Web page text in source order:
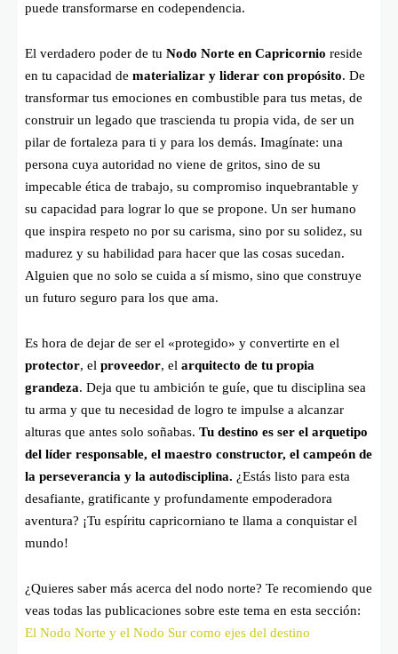
puede transformarse en codependencia.
El verdadero poder de tu Nodo Norte en Capricornio reside
en tu capacidad de materializar y liderar con propósito. De
transformar tus emociones en combustible para tus metas, de
construir un legado que trascienda tu propia vida, de ser un
pilar de fortaleza para ti y para los demás. Imagínate: una
persona cuya autoridad no viene de gritos, sino de su
impecable ética de trabajo, su compromiso inquebrantable y
su capacidad para lograr lo que se propone. Un ser humano
que inspira respeto no por su carisma, sino por su solidez, su
madurez y su habilidad para hacer que las cosas sucedan.
Alguien que no solo se cuida a sí mismo, sino que construye
un futuro seguro para los que ama.
Es hora de dejar de ser el «protegido» y convertirte en el
protector, el proveedor, el arquitecto de tu propia
grandeza. Deja que tu ambición te guíe, que tu disciplina sea
tu arma y que tu necesidad de logro te impulse a alcanzar
alturas que antes solo soñabas. Tu destino es ser el arquetipo
del líder responsable, el maestro constructor, el campeón de
la perseverancia y la autodisciplina. ¿Estás listo para esta
desafiante, gratificante y profundamente empoderadora
aventura? ¡Tu espíritu capricorniano te llama a conquistar el
mundo!
¿Quieres saber más acerca del nodo norte? Te recomiendo que
veas todas las publicaciones sobre este tema en esta sección:
El Nodo Norte y el Nodo Sur como ejes del destino